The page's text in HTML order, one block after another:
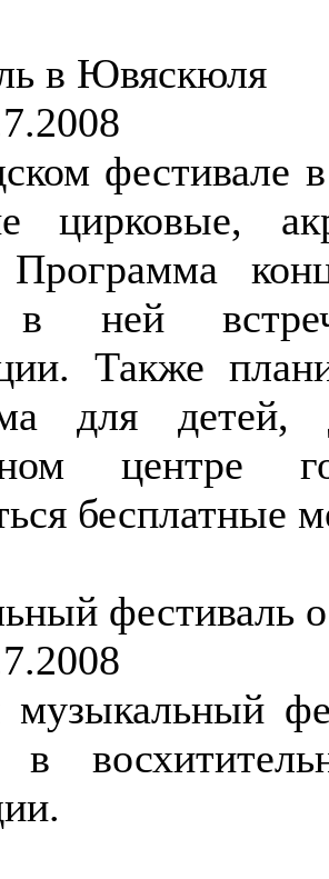
в Ювяскюля
фестивале
цирковые,
в ней
Также
для
центре
бесплатные
фестиваль
в